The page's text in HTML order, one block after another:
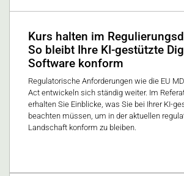
Kurs halten im
So bleibt Ihre KI-gestützte
Software konform
Regulatorische Anforderungen wie die EU
Act entwickeln sich ständig weiter. Im
erhalten Sie Einblicke, was Sie bei Ihrer KI-
beachten müssen, um in der aktuellen
Landschaft konform zu bleiben.